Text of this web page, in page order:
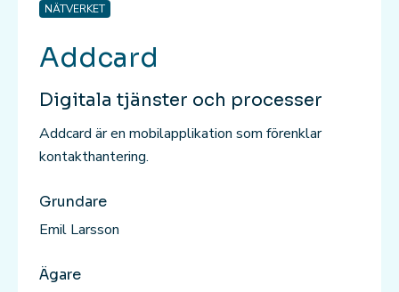
NÄTVERKET
Addcard
Digitala tjänster och processer
Addcard är en mobilapplikation som förenklar
kontakthantering.
Grundare
Emil Larsson
Ägare